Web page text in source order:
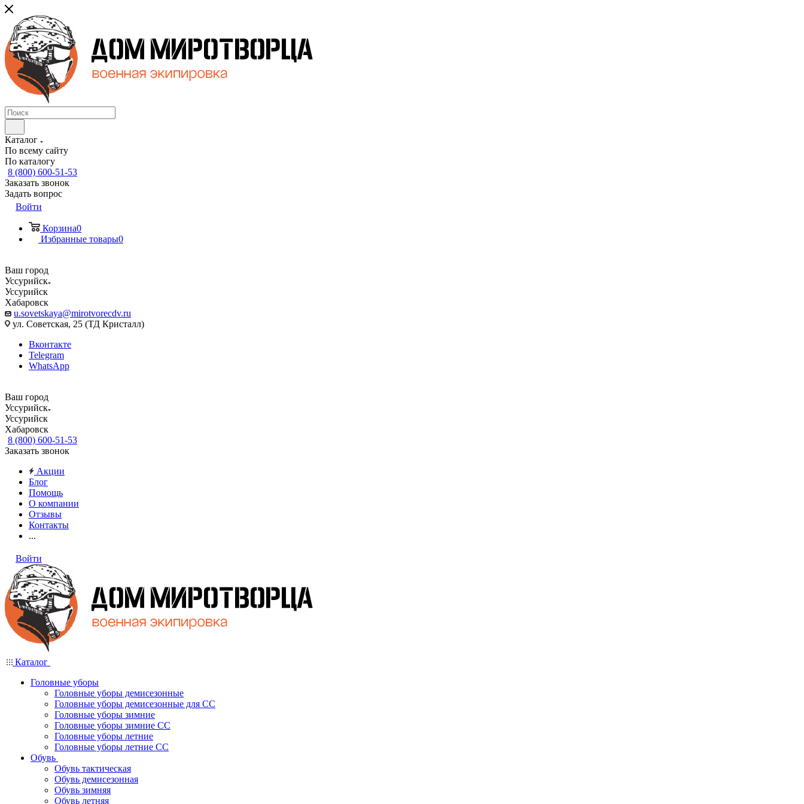
Каталог
По всему сайту
По каталогу
8 (800) 600-51-53
Заказать звонок
Задать вопрос
Войти
Корзина0
Избранные товары0
Ваш город
Уссурийск
Уссурийск
Хабаровск
u.sovetskaya@mirotvorecdv.ru
ул. Советская, 25 (ТД Кристалл)
Вконтакте
Telegram
WhatsApp
Ваш город
Уссурийск
Уссурийск
Хабаровск
8 (800) 600-51-53
Заказать звонок
Акции
Блог
Помощь
О компании
Отзывы
Контакты
...
Войти
Каталог
Головные уборы
Головные уборы демисезонные
Головные уборы демисезонные для СС
Головные уборы зимние
Головные уборы зимние СС
Головные уборы летние
Головные уборы летние СС
Обувь
Обувь тактическая
Обувь демисезонная
Обувь зимняя
Обувь летняя